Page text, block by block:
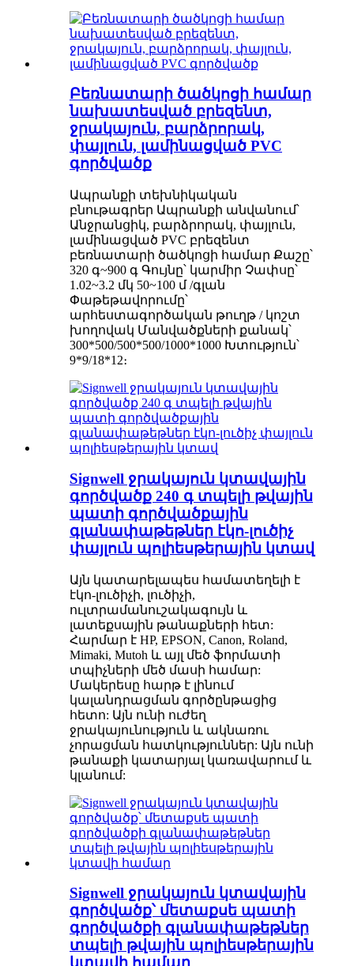
Բեռնատարի ծածկոցի համար
նախատեսված բրեզենտ,
ջրակայուն, բարձրորակ,
փայլուն, լամինացված PVC
գործվածք
Ապրանքի տեխնիկական
բնութագրեր Ապրանքի անվանում՝
Անջրանցիկ, բարձրորակ, փայլուն,
լամինացված PVC բրեզենտ
բեռնատարի ծածկոցի համար Քաշը՝
320 գ~900 գ Գույնը՝ կարմիր Չափսը՝
1.02~3.2 մկ 50~100 մ /գլան
Փաթեթավորումը՝
արհեստագործական թուղթ / կոշտ
խողովակ Մանվածքների քանակ՝
300*500/500*500/1000*1000 Խտություն՝
9*9/18*12։
Signwell ջրակայուն կտավային
գործվածք 240 գ տպելի թվային
պատի գործվածքային
գլանափաթեթներ էկո-լուծիչ
փայլուն պոլիեսթերային կտավ
Այն կատարելապես համատեղելի է
էկո-լուծիչի, լուծիչի,
ուլտրամանուշակագույն և
լատեքսային թանաքների հետ:
Հարմար է HP, EPSON, Canon, Roland,
Mimaki, Mutoh և այլ մեծ ֆորմատի
տպիչների մեծ մասի համար:
Մակերեսը հարթ է լինում
կալանդրացման գործընթացից
հետո: Այն ունի ուժեղ
ջրակայունություն և ակնառու
չորացման հատկություններ: Այն ունի
թանաքի կատարյալ կառավարում և
կլանում:
Signwell ջրակայուն կտավային
գործվածք՝ մետաքսե պատի
գործվածքի գլանափաթեթներ
տպելի թվային պոլիեսթերային